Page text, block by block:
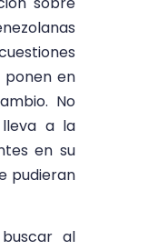
ponen en
No
lleva a la
en su
pudieran
al